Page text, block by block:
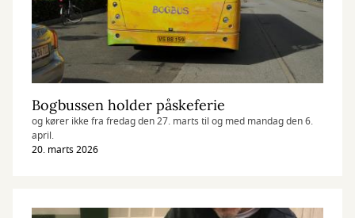
Bogbussen holder påskeferie
og kører ikke fra fredag den 27. marts til og med mandag den 6.
april.
20. marts 2026